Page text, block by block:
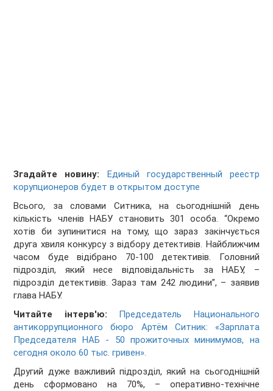
Згадайте новину:
Единый государственный реестр
корупционеров будет в открытом доступе
Всього, за словами Ситника, на сьогоднішній день
кількість членів НАБУ становить 301 особа. “Окремо
хотів би зупинитися на тому, що зараз закінчується
друга хвиля конкурсу з відбору детективів. Найближчим
часом буде відібрано 70-100 детективів. Головний
підрозділ, який несе відповідальність за НАБУ, –
підрозділ детективів. Зараз там 242 людини”, – заявив
глава НАБУ.
Читайте інтерв'ю:
Председатель Национального
антикоррупционного бюро Артём Ситник: «Зарплата
Председателя НАБ - 50 прожиточных минимумов, на
сегодня около 60 тыс. гривен».
Другий дуже важливий підрозділ, який на сьогоднішній
день сформовано на 70%, – оперативно-технічне